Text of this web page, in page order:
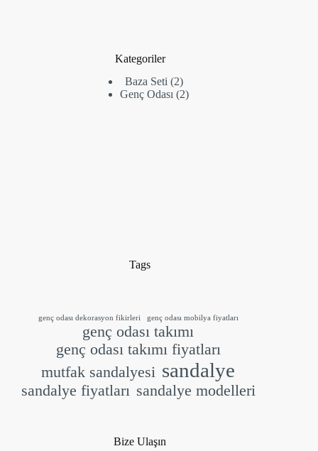
Kategoriler
Baza Seti 22
ürün
Genç Odası 22
Tags
genç odası dekorasyon fikirleri genç odası mobilya fiyatları
genç odası takımı
genç odası takımı fiyatları
mutfak sandalyesi sandalye
sandalye fiyatları sandalye modelleri
Bize Ulaşın